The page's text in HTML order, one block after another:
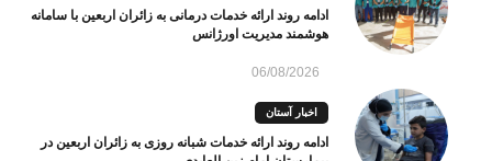
ادامه روند ارائه خدمات درمانی به زائران اربعین با سامانه
هوشمند مدیریت اورژانس
06/08/2026
اخبار آستان
ادامه روند ارائه خدمات شبانه روزی به زائران اربعین در